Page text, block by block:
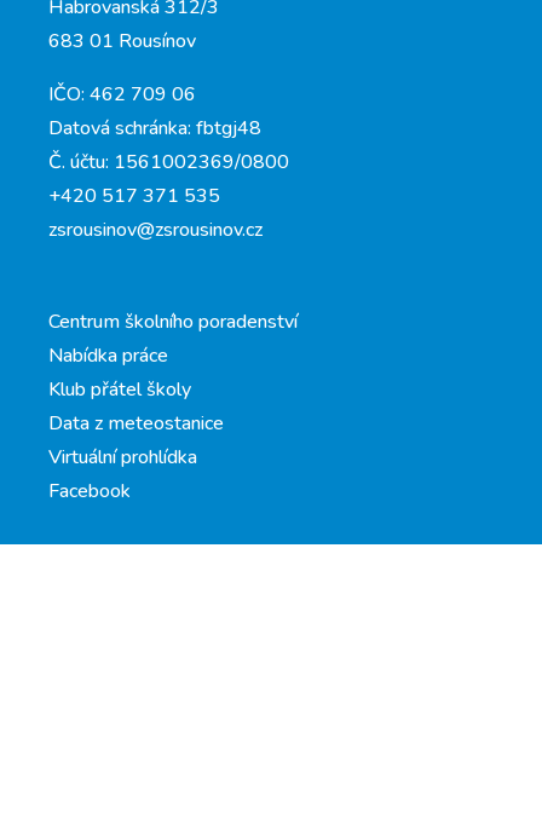
Habrovanská 312/3
683 01 Rousínov
IČO: 462 709 06
Datová schránka: fbtgj48
Č. účtu: 1561002369/0800
+420 517 371 535
zsrousinov@zsrousinov.cz
Centrum školního poradenství
Nabídka práce
Klub přátel školy
Data z meteostanice
Virtuální prohlídka
Facebook